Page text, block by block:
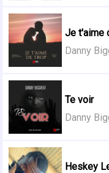
Je t'aime
Danny
Te voir
Danny
Heskey